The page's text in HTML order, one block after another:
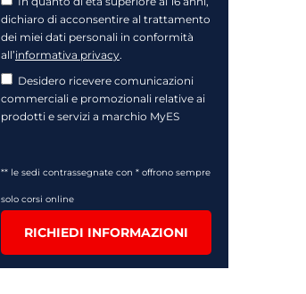
dichiaro di acconsentire al trattamento
dei miei dati personali in conformità
all’informativa privacy.
Desidero ricevere comunicazioni
commerciali e promozionali relative ai
prodotti e servizi a marchio MyES
** le sedi contrassegnate con * offrono sempre
solo corsi online
RICHIEDI INFORMAZIONI